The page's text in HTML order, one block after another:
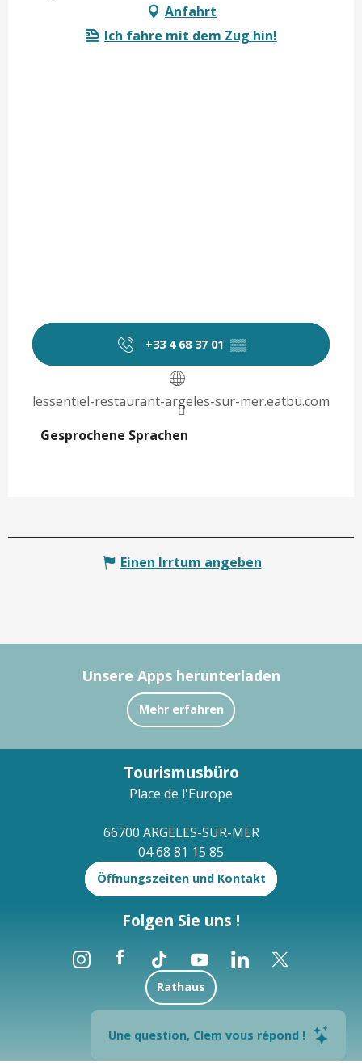
Anfahrt
Ich fahre mit dem Zug hin!
+33 4 68 37 01 ▒▒
lessentiel-restaurant-argeles-sur-mer.eatbu.com
Gesprochene Sprachen
Gesprochene Sprachen
Einen Irrtum angeben
Une question, Clem vous répond !
Unsere Apps herunterladen
Mehr erfahren
Tourismusbüro
Place de l'Europe
66700 ARGELES-SUR-MER
04 68 81 15 85
Öffnungszeiten und Kontakt
Folgen Sie uns !
Rathaus
Brochures